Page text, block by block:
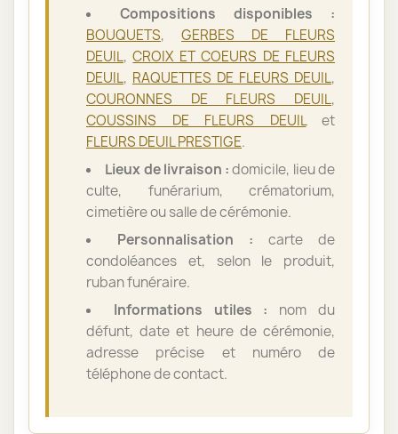
Compositions disponibles :
BOUQUETS, GERBES DE FLEURS
DEUIL,CROIX ET COEURS DE FLEURS
DEUIL, RAQUETTES DE FLEURS DEUIL,
COURONNES DE FLEURS DEUIL,
COUSSINS DE FLEURS DEUILet
FLEURS DEUIL PRESTIGE.
Lieux de livraison :domicile, lieu de
culte, funérarium, crématorium,
cimetière ou salle de cérémonie.
Personnalisation : carte de
condoléances et, selon le produit,
ruban funéraire.
Informations utiles : nom du
défunt, date et heure de cérémonie,
adresse précise et numéro de
téléphone de contact.